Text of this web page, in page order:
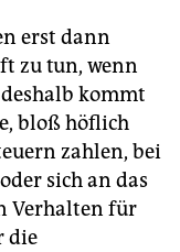
erst dann
zu tun, wenn
kommt
bloß höflich
zahlen, bei
sich an das
Verhalten für
die